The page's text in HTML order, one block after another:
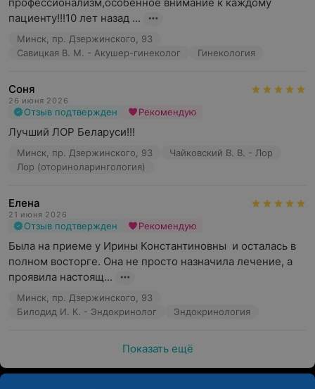
пациенту!!!10 лет назад ...
Минск, пр. Дзержинского, 93
Савицкая В. М. - Акушер-гинеколог
Гинекология
Соня
26 июня 2026
Отзыв подтвержден Рекомендую
Лучший ЛОР Беларуси!!!
Минск, пр. Дзержинского, 93
Чайковский В. В. - Лор
Лор (оториноларингология)
Елена
21 июня 2026
Отзыв подтвержден Рекомендую
Была на приеме у Ирины Константиновны  и осталась в
полном восторге. Она не просто назначила лечение, а
проявила настоящ...
Минск, пр. Дзержинского, 93
Билодид И. К. - Эндокринолог
Эндокринология
Показать ещё